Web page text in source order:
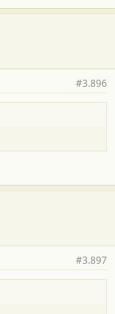
#3.896
#3.897